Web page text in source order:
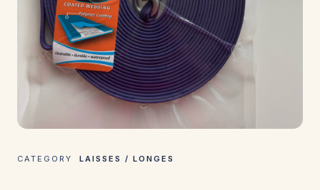
CATEGORY LAISSES / LONGES